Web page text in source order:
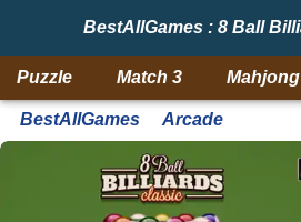
Puzzle Match 3 Mahjong
BestAllGames Arcade